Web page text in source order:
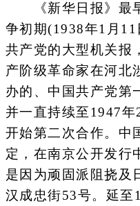
《新华日报》最早
争初期(1938年1月
共产党的大型机关报
产阶级革命家在河北
办的、中国共产党第
并一直持续至1947
开始第二次合作。中
定，在南京公开发行
是因为顽固派阻挠及
汉成忠街53号。延至